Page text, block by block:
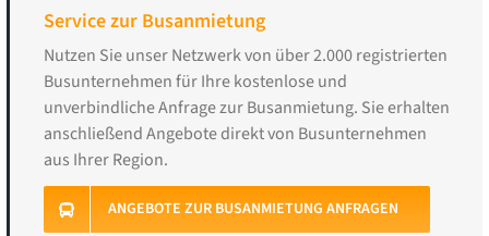
Service zur Busanmietung
Nutzen Sie unser Netzwerk von über 2.000 registrierten
Busunternehmen für Ihre kostenlose und
unverbindliche Anfrage zur Busanmietung. Sie erhalten
anschließend Angebote direkt von Busunternehmen
aus Ihrer Region.
ANGEBOTE ZUR BUSANMIETUNG ANFRAGEN